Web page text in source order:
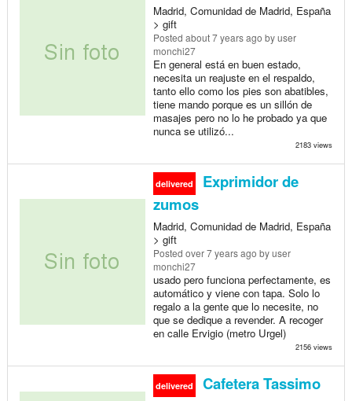
Madrid, Comunidad de Madrid, España
> gift
Posted about 7 years ago by user
monchi27
En general está en buen estado,
necesita un reajuste en el respaldo,
tanto ello como los pies son abatibles,
tiene mando porque es un sillón de
masajes pero no lo he probado ya que
nunca se utilizó...
2183 views
delivered
Exprimidor de
zumos
Madrid, Comunidad de Madrid, España
> gift
Posted over 7 years ago by user
monchi27
usado pero funciona perfectamente, es
automático y viene con tapa. Solo lo
regalo a la gente que lo necesite, no
que se dedique a revender. A recoger
en calle Ervigio (metro Urgel)
2156 views
delivered Cafetera Tassimo